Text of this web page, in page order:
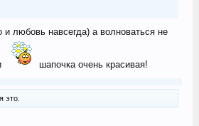
и любовь навсегда) а волноваться не
шапочка очень красивая!
это.